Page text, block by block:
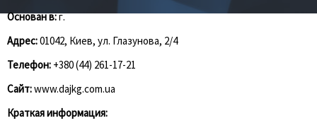
Основан в:г.
Адрес:01042, Киев, ул. Глазунова, 2/4
Телефон: +380 (44) 261-17-21
Сайт:www.dajkg.com.ua
Краткая информация: